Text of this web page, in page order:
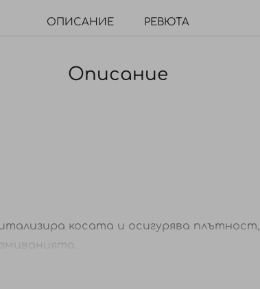
ОПИСАНИЕ РЕВЮТА
Описание
косата и осигурява плътност,